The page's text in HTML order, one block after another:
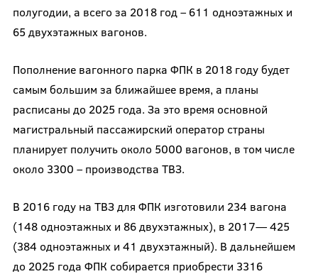
полугодии, а всего за 2018 год – 611 одноэтажных и
65 двухэтажных вагонов.
Пополнение вагонного парка ФПК в 2018 году будет
самым большим за ближайшее время, а планы
расписаны до 2025 года. За это время основной
магистральный пассажирский оператор страны
планирует получить около 5000 вагонов, в том числе
около 3300 – производства ТВЗ.
В 2016 году на ТВЗ для ФПК изготовили 234 вагона
(148 одноэтажных и 86 двухэтажных), в 2017— 425
(384 одноэтажных и 41 двухэтажный). В дальнейшем
до 2025 года ФПК собирается приобрести 3316